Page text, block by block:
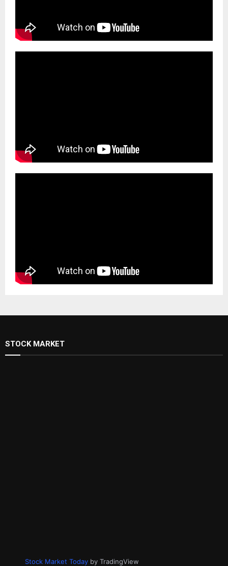
STOCK MARKET
Stock Market Today by TradingView